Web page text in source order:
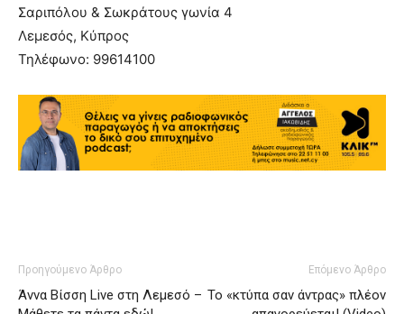
Σαριπόλου & Σωκράτους γωνία 4
Λεμεσός, Κύπρος
Τηλέφωνο: 99614100
Προηγούμενο Άρθρο
Άννα Βίσση Live στη Λεμεσό –
Επόμενο Άρθρο
Το «κτύπα σαν άντρας» πλέον